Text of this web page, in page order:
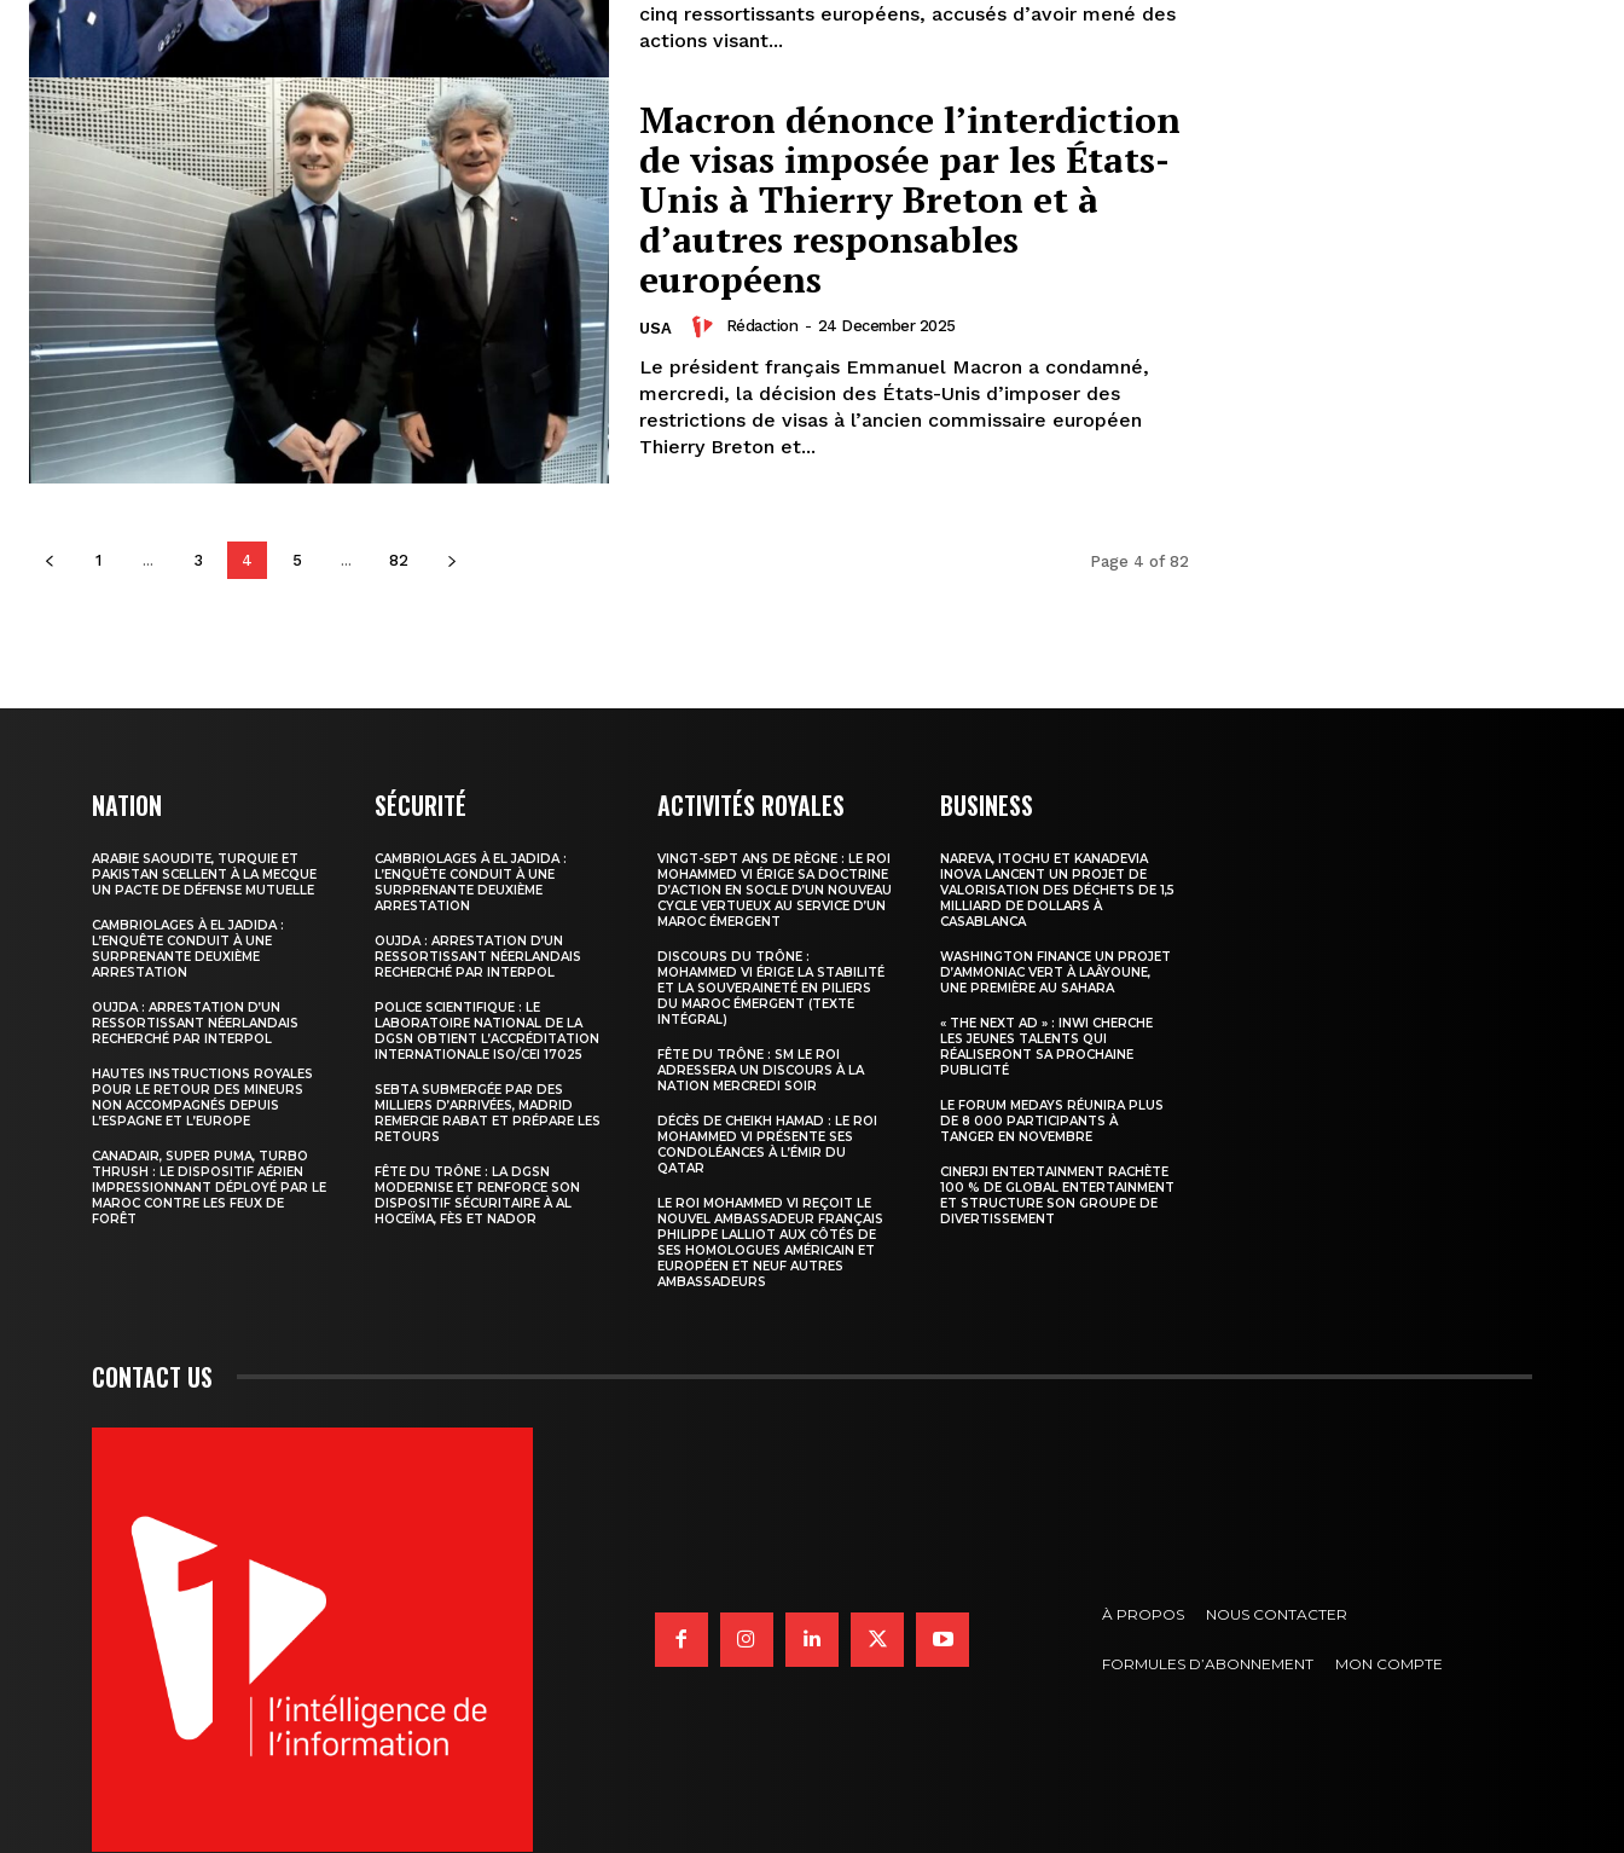
cinq ressortissants européens, accusés d’avoir mené des
actions visant...
Macron dénonce l’interdiction
de visas imposée par les États-
Unis à Thierry Breton et à
d’autres responsables
européens
USA Rédaction - 24 December 2025
Le président français Emmanuel Macron a condamné,
mercredi, la décision des États-Unis d’imposer des
restrictions de visas à l’ancien commissaire européen
Thierry Breton et...
1 ... 3 4 5 ... 82 Page 4 of 82
NATION
ARABIE SAOUDITE, TURQUIE ET
PAKISTAN SCELLENT À LA MECQUE
UN PACTE DE DÉFENSE MUTUELLE
CAMBRIOLAGES À EL JADIDA :
L’ENQUÊTE CONDUIT À UNE
SURPRENANTE DEUXIÈME
ARRESTATION
OUJDA : ARRESTATION D’UN
RESSORTISSANT NÉERLANDAIS
RECHERCHÉ PAR INTERPOL
HAUTES INSTRUCTIONS ROYALES
POUR LE RETOUR DES MINEURS
NON ACCOMPAGNÉS DEPUIS
L’ESPAGNE ET L’EUROPE
CANADAIR, SUPER PUMA, TURBO
THRUSH : LE DISPOSITIF AÉRIEN
IMPRESSIONNANT DÉPLOYÉ PAR LE
MAROC CONTRE LES FEUX DE
FORÊT
SÉCURITÉ
CAMBRIOLAGES À EL JADIDA :
L’ENQUÊTE CONDUIT À UNE
SURPRENANTE DEUXIÈME
ARRESTATION
OUJDA : ARRESTATION D’UN
RESSORTISSANT NÉERLANDAIS
RECHERCHÉ PAR INTERPOL
POLICE SCIENTIFIQUE : LE
LABORATOIRE NATIONAL DE LA
DGSN OBTIENT L’ACCRÉDITATION
INTERNATIONALE ISO/CEI 17025
SEBTA SUBMERGÉE PAR DES
MILLIERS D’ARRIVÉES, MADRID
REMERCIE RABAT ET PRÉPARE LES
RETOURS
FÊTE DU TRÔNE : LA DGSN
MODERNISE ET RENFORCE SON
DISPOSITIF SÉCURITAIRE À AL
HOCEÏMA, FÈS ET NADOR
ACTIVITÉS ROYALES
VINGT-SEPT ANS DE RÈGNE : LE ROI
MOHAMMED VI ÉRIGE SA DOCTRINE
D’ACTION EN SOCLE D’UN NOUVEAU
CYCLE VERTUEUX AU SERVICE D’UN
MAROC ÉMERGENT
DISCOURS DU TRÔNE :
MOHAMMED VI ÉRIGE LA STABILITÉ
ET LA SOUVERAINETÉ EN PILIERS
DU MAROC ÉMERGENT (TEXTE
INTÉGRAL)
FÊTE DU TRÔNE : SM LE ROI
ADRESSERA UN DISCOURS À LA
NATION MERCREDI SOIR
DÉCÈS DE CHEIKH HAMAD : LE ROI
MOHAMMED VI PRÉSENTE SES
CONDOLÉANCES À L’ÉMIR DU
QATAR
LE ROI MOHAMMED VI REÇOIT LE
NOUVEL AMBASSADEUR FRANÇAIS
PHILIPPE LALLIOT AUX CÔTÉS DE
SES HOMOLOGUES AMÉRICAIN ET
EUROPÉEN ET NEUF AUTRES
AMBASSADEURS
BUSINESS
NAREVA, ITOCHU ET KANADEVIA
INOVA LANCENT UN PROJET DE
VALORISATION DES DÉCHETS DE 1,5
MILLIARD DE DOLLARS À
CASABLANCA
WASHINGTON FINANCE UN PROJET
D’AMMONIAC VERT À LAÂYOUNE,
UNE PREMIÈRE AU SAHARA
« THE NEXT AD » : INWI CHERCHE
LES JEUNES TALENTS QUI
RÉALISERONT SA PROCHAINE
PUBLICITÉ
LE FORUM MEDAYS RÉUNIRA PLUS
DE 8 000 PARTICIPANTS À
TANGER EN NOVEMBRE
CINERJI ENTERTAINMENT RACHÈTE
100 % DE GLOBAL ENTERTAINMENT
ET STRUCTURE SON GROUPE DE
DIVERTISSEMENT
CONTACT US
À PROPOS NOUS CONTACTER
FORMULES D’ABONNEMENT MON COMPTE